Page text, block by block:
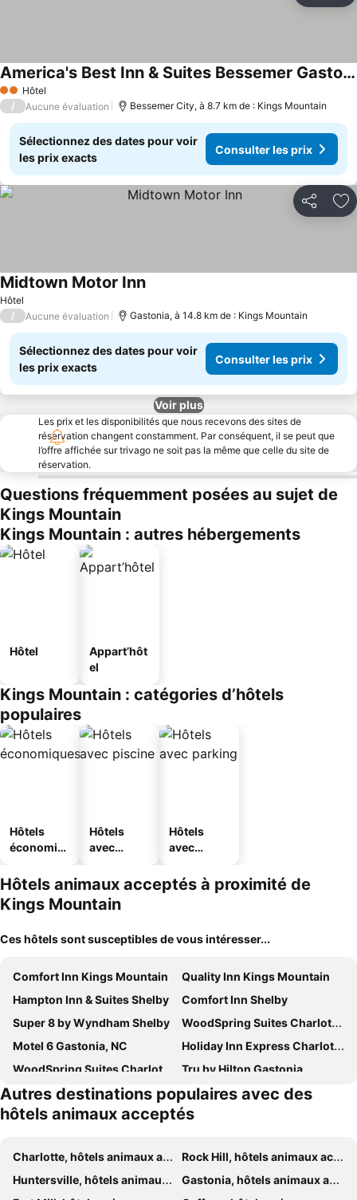
2 Étoiles
Hôtel
America's Best Inn & Suites Bessemer Gastonia
/ Aucune évaluation Bessemer City, à 8.7 km de : Kings Mountain
Sélectionnez des dates pour voir
les prix exacts
Consulter les prix
Partager
Hôtel
Midtown Motor Inn
/ Aucune évaluation Gastonia, à 14.8 km de : Kings Mountain
Sélectionnez des dates pour voir
les prix exacts
Consulter les prix
Voir plus
Les prix et les disponibilités que nous recevons des sites de
réservation changent constamment. Par conséquent, il se peut que
l’offre affichée sur trivago ne soit pas la même que celle du site de
réservation.
Questions fréquemment posées au sujet de
Kings Mountain
Kings Mountain : autres hébergements
Hôtel
Appart’hôt
el
Kings Mountain : catégories d’hôtels
populaires
Hôtels
économiq
Hôtels
avec
Hôtels
avec
Hôtels animaux acceptés à proximité de
Kings Mountain
Ces hôtels sont susceptibles de vous intéresser...
Comfort Inn Kings Mountain
Quality Inn Kings Mountain
Hampton Inn & Suites Shelby
Comfort Inn Shelby
Super 8 by Wyndham Shelby
WoodSpring Suites Charlotte Gastonia
Motel 6 Gastonia, NC
Holiday Inn Express Charlotte West - Gastonia By Ihg
WoodSpring Suites Charlotte Shelby
Tru by Hilton Gastonia
Best Western Gastonia
Courtyard by Marriott Charlotte Gastonia
Hampton Inn Charlotte-Gastonia
Comfort Suites Gastonia - Charlotte
Autres destinations populaires avec des
hôtels animaux acceptés
Charlotte, hôtels animaux acceptés
Rock Hill, hôtels animaux acceptés
Huntersville, hôtels animaux acceptés
Gastonia, hôtels animaux acceptés